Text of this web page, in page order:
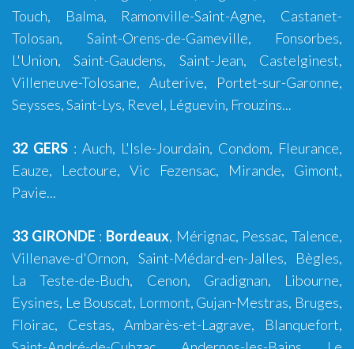
Touch, Balma, Ramonville-Saint-Agne, Castanet-
Tolosan, Saint-Orens-de-Gameville, Fonsorbes,
L'Union,Saint-Gaudens, Saint-Jean, Castelginest,
Villeneuve-Tolosane, Auterive, Portet-sur-Garonne,
Seysses, Saint-Lys, Revel, Léguevin, Frouzins...
32 GERS : Auch, L'Isle-Jourdain, Condom, Fleurance,
Eauze, Lectoure, Vic Fezensac, Mirande, Gimont,
Pavie...
33 GIRONDE : Bordeaux, Mérignac, Pessac,Talence,
Villenave-d'Ornon, Saint-Médard-en-Jalles, Bègles,
La Teste-de-Buch, Cenon, Gradignan, Libourne,
Eysines, Le Bouscat, Lormont, Gujan-Mestras, Bruges,
Floirac, Cestas,Ambarès-et-Lagrave, Blanquefort,